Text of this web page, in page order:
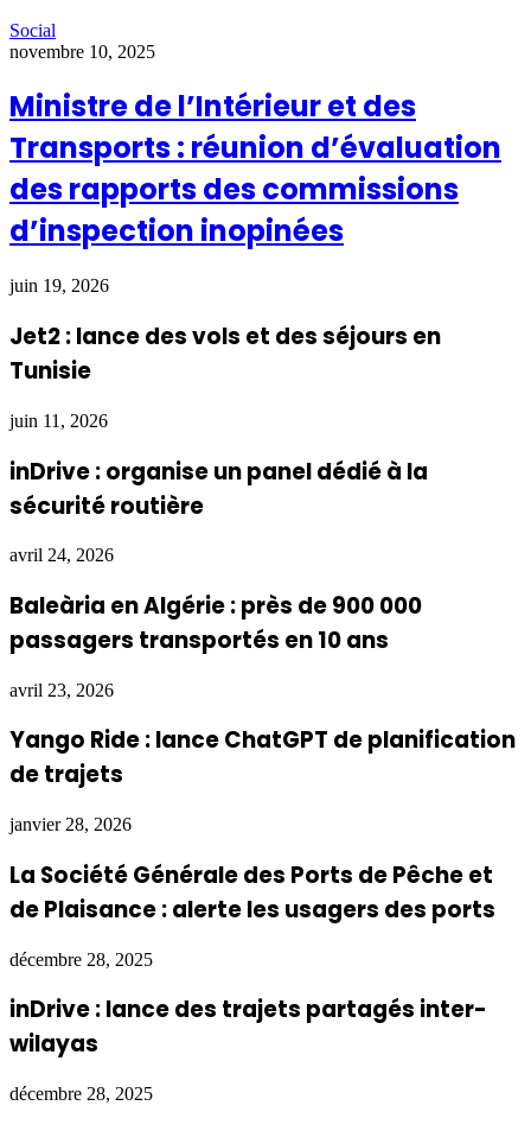
Social
novembre 10, 2025
Ministre de l’Intérieur et des
Transports : réunion d’évaluation
des rapports des commissions
d’inspection inopinées
juin 19, 2026
Jet2 : lance des vols et des séjours en
Tunisie
juin 11, 2026
inDrive : organise un panel dédié à la
sécurité routière
avril 24, 2026
Baleària en Algérie : près de 900 000
passagers transportés en 10 ans
avril 23, 2026
Yango Ride : lance ChatGPT de planification
de trajets
janvier 28, 2026
La Société Générale des Ports de Pêche et
de Plaisance : alerte les usagers des ports
décembre 28, 2025
inDrive : lance des trajets partagés inter-
wilayas
décembre 28, 2025